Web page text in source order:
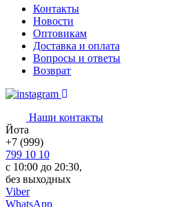
Контакты
Новости
Оптовикам
Доставка и оплата
Вопросы и ответы
Возврат
Наши контакты
Йота
+7 (999)
799 10 10
с 10:00 до 20:30,
без выходных
Viber
WhatsApp